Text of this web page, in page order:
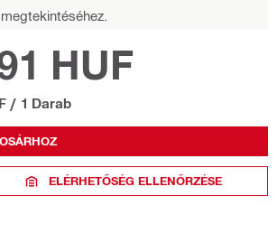
HUF
/ 1 Darab
ELÉRHETŐSÉG ELLENŐRZÉSE